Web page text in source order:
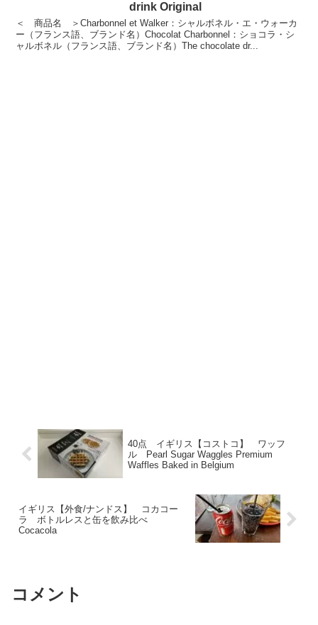
drink Original
＜ 商品名 ＞Charbonnel et Walker：シャルボネル・エ・ウォーカ
ー（フランス語、ブランド名）Chocolat Charbonnel：ショコラ・シ
ャルボネル（フランス語、ブランド名）The chocolate dr...
40点 イギリス【コストコ】 ワッフ
ル Pearl Sugar Waggles Premium
Waffles Baked in Belgium
イギリス【外食/ナンドス】 コカコー
ラ ボトルレスと缶を飲み比べ
Cocacola
コメント